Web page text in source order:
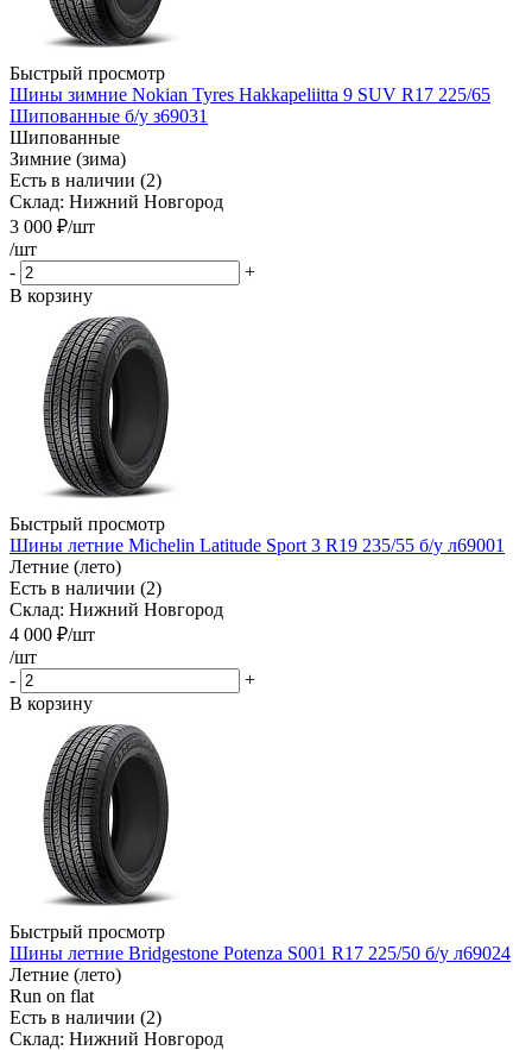
Быстрый просмотр
Шины зимние Nokian Tyres Hakkapeliitta 9 SUV R17 225/65
Шипованные б/у з69031
Шипованные
Зимние (зима)
Есть в наличии (2)
Склад: Нижний Новгород
3 000 ₽/шт
/шт
-
+
В корзину
Быстрый просмотр
Шины летние Michelin Latitude Sport 3 R19 235/55 б/у л69001
Летние (лето)
Есть в наличии (2)
Склад: Нижний Новгород
4 000 ₽/шт
/шт
-
+
В корзину
Быстрый просмотр
Шины летние Bridgestone Potenza S001 R17 225/50 б/у л69024
Летние (лето)
Run on flat
Есть в наличии (2)
Склад: Нижний Новгород